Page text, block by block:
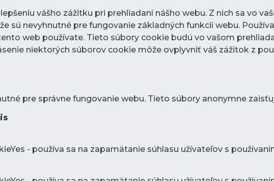
vášho zážitku pri prehliadaní nášho webu. Z nich sa vo
sú nevyhnutné pre fungovanie základných funkcií webu.
web používate. Tieto súbory cookie budú vo vašom
niektorých súborov cookie môže ovplyvniť váš zážitok z
pre správne fungovanie webu. Tieto súbory anonymne
- používa sa na zapamätanie súhlasu užívateľov s